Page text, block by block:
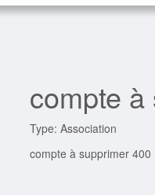
compte
Type: Association
compte à supprimer 400